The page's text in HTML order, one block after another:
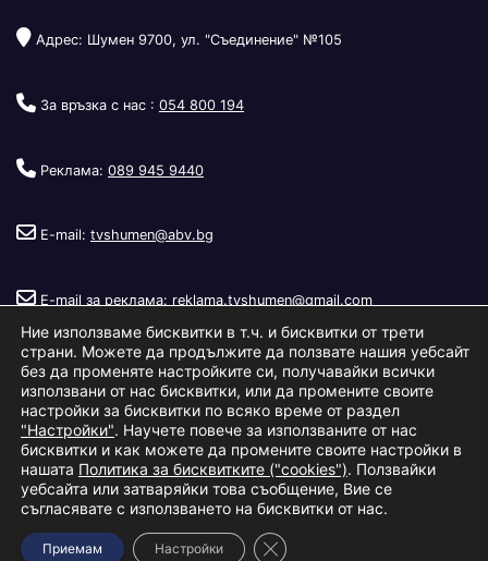
Адрес: Шумен 9700, ул. "Съединение" №105
За връзка с нас : 054 800 194
Реклама: 089 945 9440
E-mail: tvshumen@abv.bg
E-mail за реклама: reklama.tvshumen@gmail.com
Copyright © 2026Телевизия Шумен.|Изработка: S.I.T Solutions
Ltd.
За насРекламаУсловия за ползване
Политика за бисквитки
Ние използваме бисквитки в т.ч. и бисквитки от трети
страни. Можете да продължите да ползвате нашия уебсайт
без да променяте настройките си, получавайки всички
използвани от нас бисквитки, или да промените своите
настройки за бисквитки по всяко време от раздел
"Настройки". Научете повече за използваните от нас
бисквитки и как можете да промените своите настройки в
нашата Политика за бисквитките ("cookies"). Ползвайки
уебсайта или затваряйки това съобщение, Вие се
съгласявате с използването на бисквитки от нас.
Приемам Настройки Close GDPR Cookie Banner